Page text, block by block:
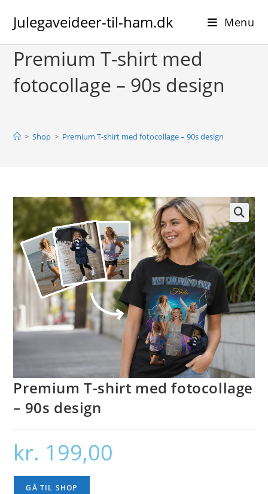
content
Julegaveideer-til-ham.dk Menu
Premium T-shirt med
fotocollage – 90s design
> Shop > Premium T-shirt med fotocollage – 90s design
🔍
Premium T-shirt med fotocollage
– 90s design
kr. 199,00
GÅ TIL SHOP